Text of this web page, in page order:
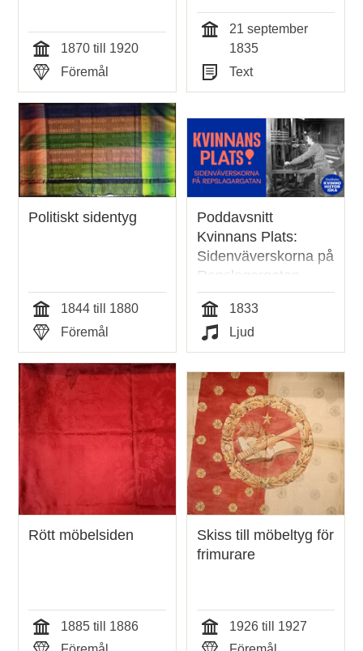
Tid
1870 till 1920
Typ
Föremål
21 september
1835
Typ
Text
Politiskt sidentyg
Tid
1844 till 1880
Typ
Föremål
Poddavsnitt
Kvinnans Plats:
Sidenväverskorna på
Repslagargatan
Tid
1833
Typ
Ljud
Rött möbelsiden
Tid
1885 till 1886
Skiss till möbeltyg för
frimurare
Tid
1926 till 1927